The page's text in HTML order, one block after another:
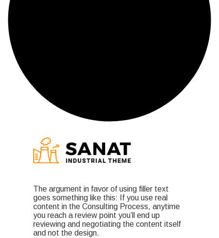
The argument in favor of using filler text
goes something like this: If you use real
content in the Consulting Process, anytime
you reach a review point you’ll end up
reviewing and negotiating the content itself
and not the design.